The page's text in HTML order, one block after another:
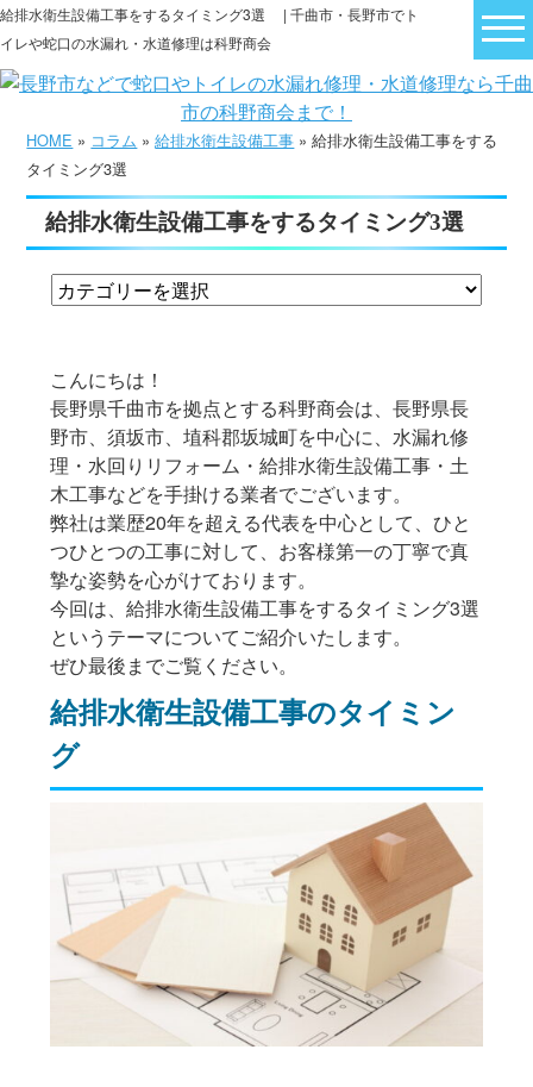
給排水衛生設備工事をするタイミング3選 | 千曲市・長野市でト
イレや蛇口の水漏れ・水道修理は科野商会
HOME » コラム »給排水衛生設備工事 » 給排水衛生設備工事をする
タイミング3選
給排水衛生設備工事をするタイミング3選
こんにちは！
長野県千曲市を拠点とする科野商会は、長野県長
野市、須坂市、埴科郡坂城町を中心に、水漏れ修
理・水回りリフォーム・給排水衛生設備工事・土
木工事などを手掛ける業者でございます。
弊社は業歴20年を超える代表を中心として、ひと
つひとつの工事に対して、お客様第一の丁寧で真
摯な姿勢を心がけております。
今回は、給排水衛生設備工事をするタイミング3選
というテーマについてご紹介いたします。
ぜひ最後までご覧ください。
給排水衛生設備工事のタイミン
グ